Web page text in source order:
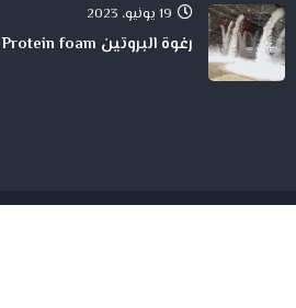
19 يونيو، 2023
رغوة البروتين Protein foam